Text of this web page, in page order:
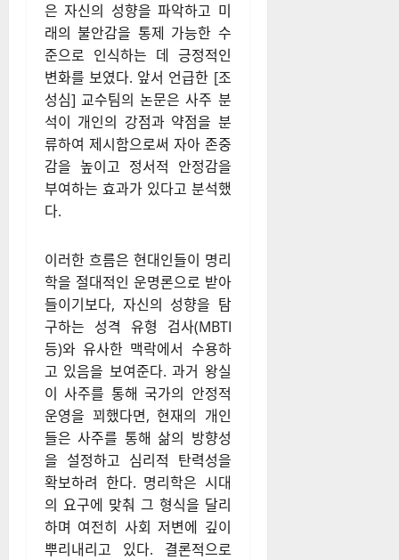
은 자신의 성향을 파악하고 미
래의 불안감을 통제 가능한 수
준으로 인식하는 데 긍정적인
변화를 보였다. 앞서 언급한 [조
성심] 교수팀의 논문은 사주 분
석이 개인의 강점과 약점을 분
류하여 제시함으로써 자아 존중
감을 높이고 정서적 안정감을
부여하는 효과가 있다고 분석했
다.
이러한 흐름은 현대인들이 명리
학을 절대적인 운명론으로 받아
들이기보다, 자신의 성향을 탐
구하는 성격 유형 검사(MBTI
등)와 유사한 맥락에서 수용하
고 있음을 보여준다. 과거 왕실
이 사주를 통해 국가의 안정적
운영을 꾀했다면, 현재의 개인
들은 사주를 통해 삶의 방향성
을 설정하고 심리적 탄력성을
확보하려 한다. 명리학은 시대
의 요구에 맞춰 그 형식을 달리
하며 여전히 사회 저변에 깊이
뿌리내리고 있다. 결론적으로